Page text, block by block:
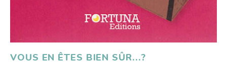
VOUS EN ÊTES BIEN SÛR...?